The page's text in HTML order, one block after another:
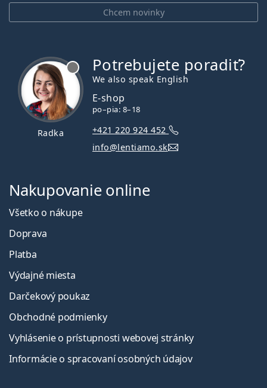
Chcem novinky
Radka
Potrebujete poradiť?
We also speak English
E-shop
po–pia: 8–18
+421 220 924 452
info@lentiamo.sk
Nakupovanie online
Všetko o nákupe
Doprava
Platba
Výdajné miesta
Darčekový poukaz
Obchodné podmienky
Vyhlásenie o prístupnosti webovej stránky
Informácie o spracovaní osobných údajov